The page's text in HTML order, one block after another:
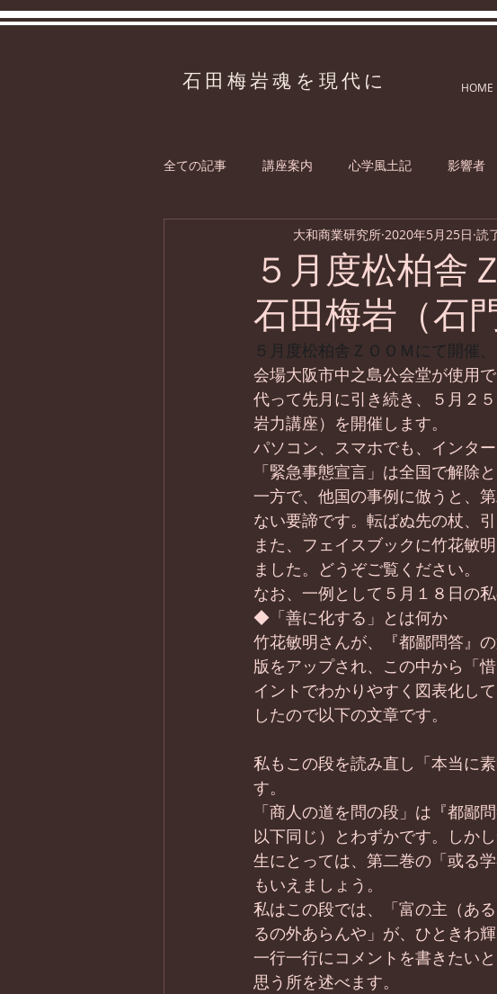
石田梅岩魂を現代に HOME
全ての記事 講座案内 心学風土記 影響者
５月度松柏舎
石田梅岩（石
大和商業研究所 2020年5月25日 読
５月度松柏舎ＺＯＯＭにて開催
会場大阪市中之島公会堂が使用
代って先月に引き続き、５月２
岩力講座）を開催します。
パソコン、スマホでも、インタ
「緊急事態宣言」は全国で解除
一方で、他国の事例に倣うと、
ない要諦です。転ばぬ先の杖、
また、フェイスブックに竹花敏
ました。どうぞご覧ください。
なお、一例として５月１８日の
◆「善に化する」とは何か
竹花敏明さんが、『都鄙問答』
版をアップされ、この中から「
イントでわかりやすく図表化し
したので以下の文章です。
私もこの段を読み直し「本当に
す。
「商人の道を問の段」は『都鄙
以下同じ）とわずかです。しか
生にとっては、第二巻の「或る
もいえましょう。
私はこの段では、「富の主（あ
るの外あらんや」が、ひときわ
一行一行にコメントを書きたい
思う所を述べます。